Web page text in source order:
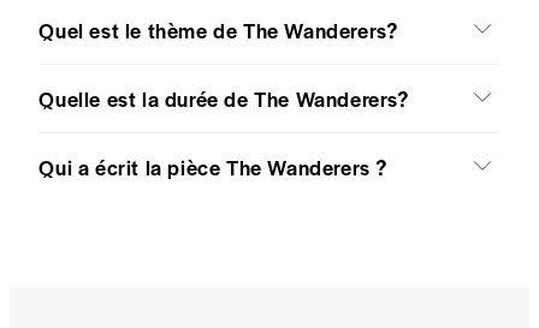
Quel est le thème de The Wanderers?
Quelle est la durée de The Wanderers?
Qui a écrit la pièce The Wanderers ?